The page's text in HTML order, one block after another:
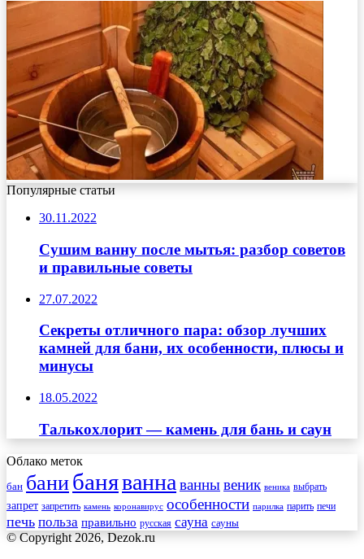
Популярные статьи
30.11.2022
Сушим ванну после мытья: разбор советов
и правильные советы
27.07.2022
Секреты отличного пара: обзор лучших
камней для бани, их особенности, плюсы и
минусы
18.05.2022
Талькохлорит — камень для бань и саун
Облако меток
бан банибаняванна ваннывеник веника выбрать
запрет запретить камень коронавирус особенности парилка парить печи
печь польза правильно русская сауна сауны
© Copyright 2026, Dezok.ru